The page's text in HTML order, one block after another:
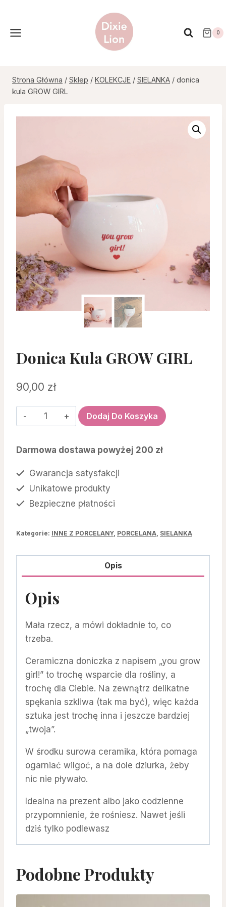
treści
0
Strona Główna / Sklep / KOLEKCJE / SIELANKA / donica
kula GROW GIRL
Donica Kula GROW GIRL
90,00 zł
ilość
donica
GROW
Dodaj Do Koszyka
Darmowa dostawa powyżej 200 zł
Gwarancja satysfakcji
Unikatowe produkty
Bezpieczne płatności
Kategorie: INNE Z PORCELANY, PORCELANA SIELANKA
Opis
Opis
Mała rzecz, a mówi dokładnie to, co
trzeba.
Ceramiczna doniczka z napisem „you grow
girl!” to trochę wsparcie dla rośliny, a
trochę dla Ciebie. Na zewnątrz delikatne
spękania szkliwa (tak ma być), więc każda
sztuka jest trochę inna i jeszcze bardziej
„twoja”.
W środku surowa ceramika, która pomaga
ogarniać wilgoć, a na dole dziurka, żeby
nic nie pływało.
Idealna na prezent albo jako codzienne
przypomnienie, że rośniesz. Nawet jeśli
dziś tylko podlewasz
Podobne Produkty